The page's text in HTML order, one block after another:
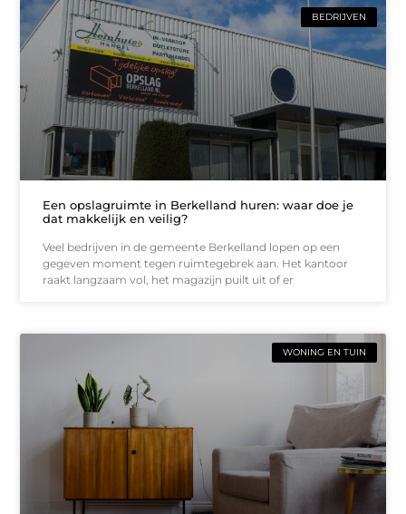
BEDRIJVEN
Een opslagruimte in Berkelland huren: waar doe je
dat makkelijk en veilig?
Veel bedrijven in de gemeente Berkelland lopen op een
gegeven moment tegen ruimtegebrek aan. Het kantoor
raakt langzaam vol, het magazijn puilt uit of er
WONING EN TUIN